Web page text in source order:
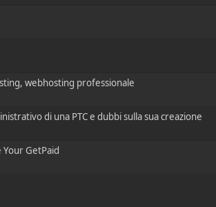
webhosting professionale
di una PTC e dubbi sulla sua creazione
GetPaid